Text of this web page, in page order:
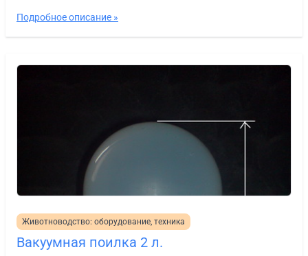
Подробное описание »
Животноводство: оборудование, техника
Вакуумная поилка 2 л.